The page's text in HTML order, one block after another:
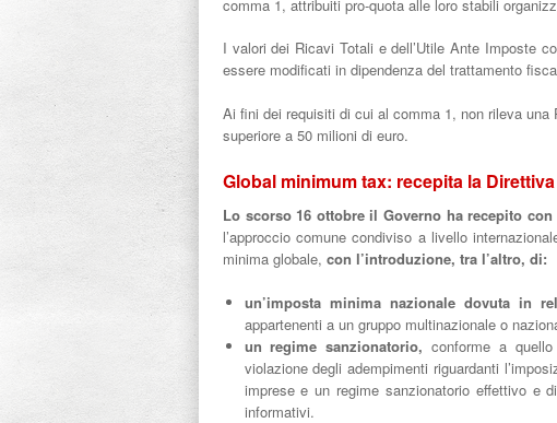
comma 1, attribuiti pro-quota alle loro stabili
I valori dei Ricavi Totali e dell’Utile Ante Imposte
essere modificati in dipendenza del trattamento
Ai fini dei requisiti di cui al comma 1, non rileva
superiore a 50 milioni di euro.
Global minimum tax: recepita la
Lo scorso 16 ottobre il Governo ha recepito con
l’approccio comune condiviso a livello
minima globale, con l’introduzione, tra l’altro, di:
un’imposta minima nazionale dovuta in
appartenenti a un gruppo multinazionale o
un regime sanzionatorio,conforme a
violazione degli adempimenti riguardanti
imprese e un regime sanzionatorio effettivo e
informativi.